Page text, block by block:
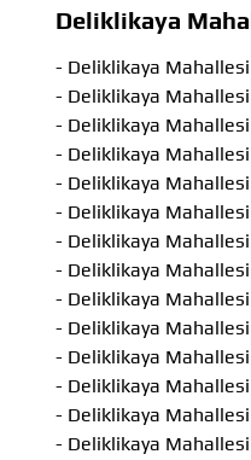
Deliklikaya
- Deliklikaya
- Deliklikaya
- Deliklikaya
- Deliklikaya
- Deliklikaya
- Deliklikaya Mahallesi
- Deliklikaya
- Deliklikaya
- Deliklikaya
- Deliklikaya Mahallesi
- Deliklikaya Mahallesi
- Deliklikaya
- Deliklikaya
- Deliklikaya Mahallesi